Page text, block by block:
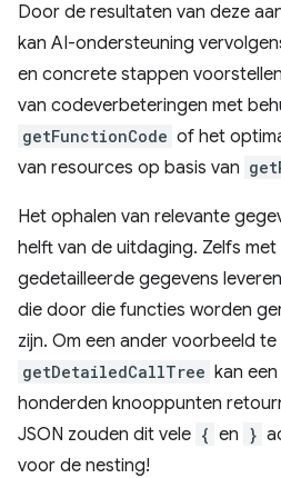
Door de resultaten van deze
kan AI-ondersteuning
en concrete stappen
van codeverbeteringen met
getFunctionCode of het
van resources op basis van
Het ophalen van relevante
helft van de uitdaging. Zelfs
gedetailleerde gegevens
die door die functies worden
zijn. Om een ​​ander voorbeeld te
getDetailedCallTree kan
honderden knooppunten
JSON zouden dit vele { en }
voor de nesting!